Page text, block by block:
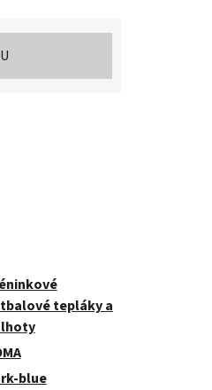
tepláky a
blue